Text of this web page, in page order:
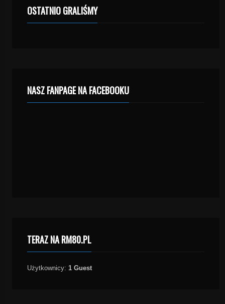
OSTATNIO GRALIŚMY
NASZ FANPAGE NA FACEBOOKU
TERAZ NA RM80.PL
Użytkownicy: 1 Guest